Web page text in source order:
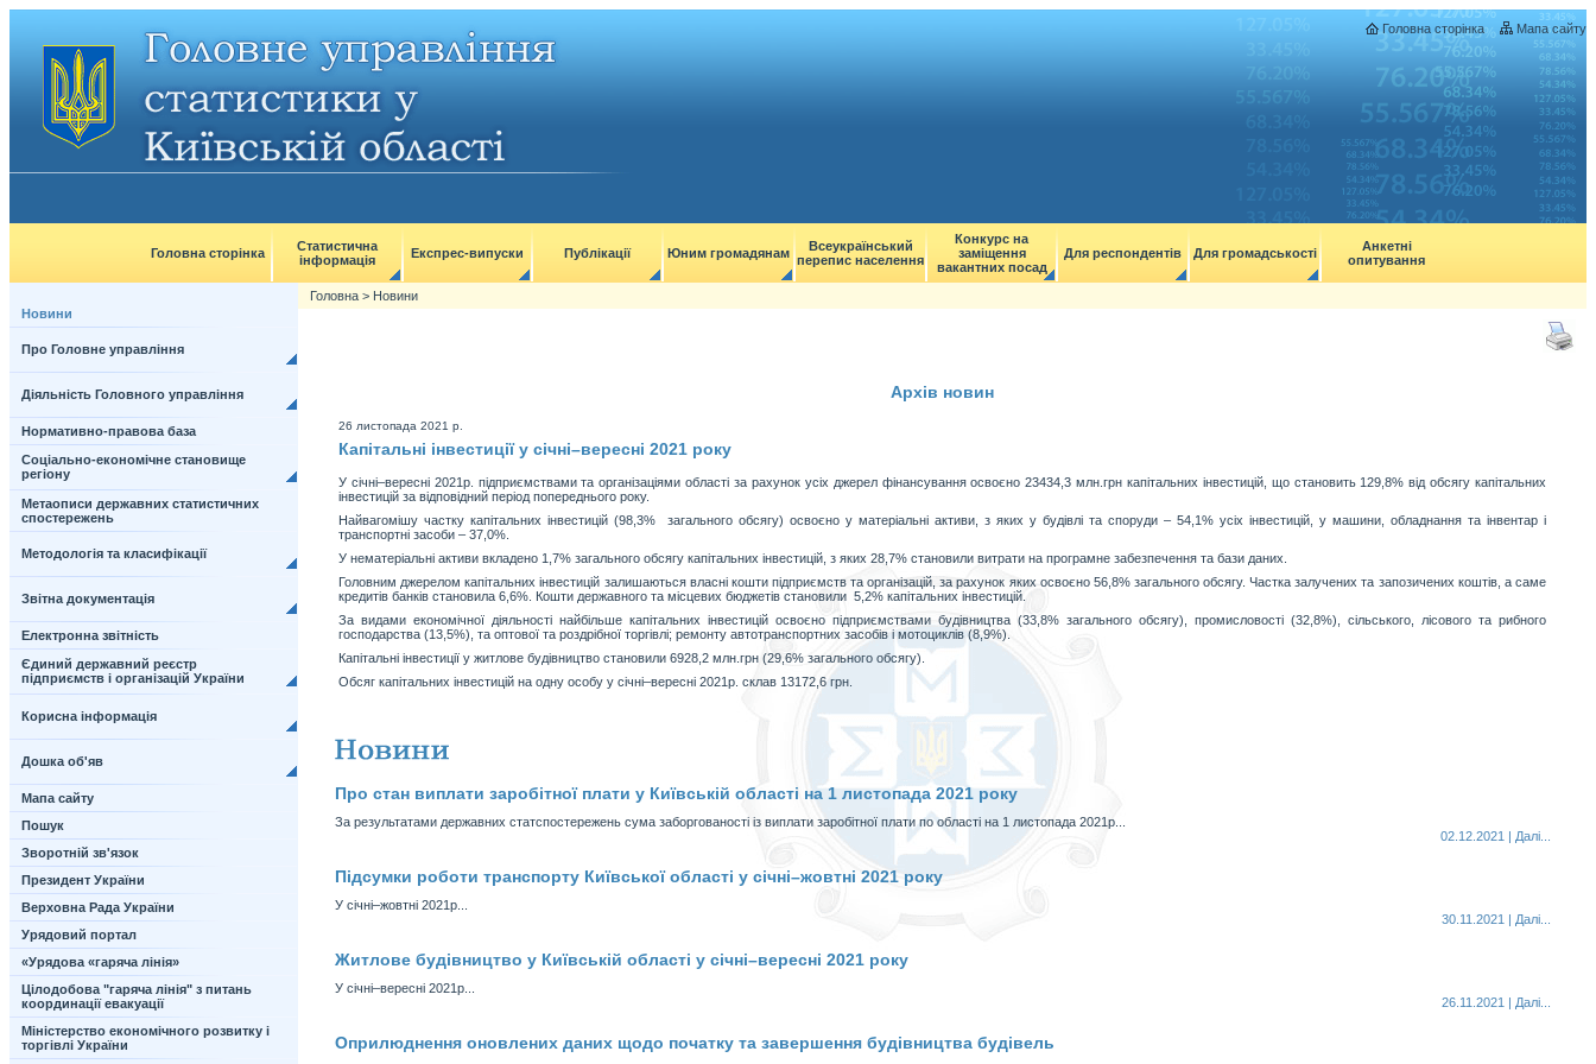
Головна сторінка Мапа сайту
Головна сторінка
Статистична
інформація
Експрес-випуски Публікації Юним громадянам
Всеукраїнський
перепис населення
Конкурс на
заміщення
вакантних посад
Для респондентів Для громадськості
Анкетні
опитування
Новини
Про Головне управління
Діяльність Головного управління
Нормативно-правова база
Соціально-економічне становище
регіону
Метаописи державних статистичних
спостережень
Методологія та класифікації
Звітна документація
Електронна звітність
Єдиний державний реєстр
підприємств і організацій України
Корисна інформація
Дошка об'яв
Мапа сайту
Пошук
Зворотній зв'язок
Президент України
Верховна Рада України
Урядовий портал
«Урядова «гаряча лінія»
Цілодобова "гаряча лінія" з питань
координації евакуації
Міністерство економічного розвитку і
торгівлі України
Головна > Новини
Архів новин
26 листопада 2021 р.
Капітальні інвестиції у січні–вересні 2021 року
У січні–вересні 2021р. підприємствами та організаціями області за рахунок усіх джерел фінансування освоєно 23434,3 млн.грн капітальних інвестицій, що становить 129,8% від обсягу капітальних
інвестицій за відповідний період попереднього року.
Найвагомішу частку капітальних інвестицій (98,3% загального обсягу) освоєно у матеріальні активи, з яких у будівлі та споруди – 54,1% усіх інвестицій, у машини, обладнання та інвентар і
транспортні засоби – 37,0%.
У нематеріальні активи вкладено 1,7% загального обсягу капітальних інвестицій, з яких 28,7% становили витрати на програмне забезпечення та бази даних.
Головним джерелом капітальних інвестицій залишаються власні кошти підприємств та організацій, за рахунок яких освоєно 56,8% загального обсягу. Частка залучених та запозичених коштів, а саме
кредитів банків становила 6,6%. Кошти державного та місцевих бюджетів становили 5,2% капітальних інвестицій.
За видами економічної діяльності найбільше капітальних інвестицій освоєно підприємствами будівництва (33,8% загального обсягу), промисловості (32,8%), сільського, лісового та рибного
господарства (13,5%), та оптової та роздрібної торгівлі; ремонту автотранспортних засобів і мотоциклів (8,9%).
Капітальні інвестиції у житлове будівництво становили 6928,2 млн.грн (29,6% загального обсягу).
Обсяг капітальних інвестицій на одну особу у січні–вересні 2021р. склав 13172,6 грн.
Про стан виплати заробітної плати у Київській області на 1 листопада 2021 року
За результатами державних статспостережень сума заборгованості із виплати заробітної плати по області на 1 листопада 2021р...
02.12.2021 | Далi...
Підсумки роботи транспорту Київської області у січні–жовтні 2021 року
У січні–жовтні 2021р...
30.11.2021 | Далi...
Житлове будівництво у Київській області у січні–вересні 2021 року
У січні–вересні 2021р...
26.11.2021 | Далi...
Оприлюднення оновлених даних щодо початку та завершення будівництва будівель